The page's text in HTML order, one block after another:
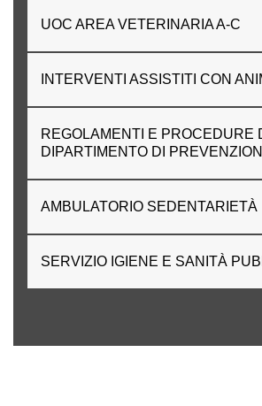
UOC AREA VETERINARIA A-C
INTERVENTI ASSISTITI CON
REGOLAMENTI E PROCEDURE
DIPARTIMENTO DI
AMBULATORIO SEDENTARIETÀ
SERVIZIO IGIENE E SANITÀ